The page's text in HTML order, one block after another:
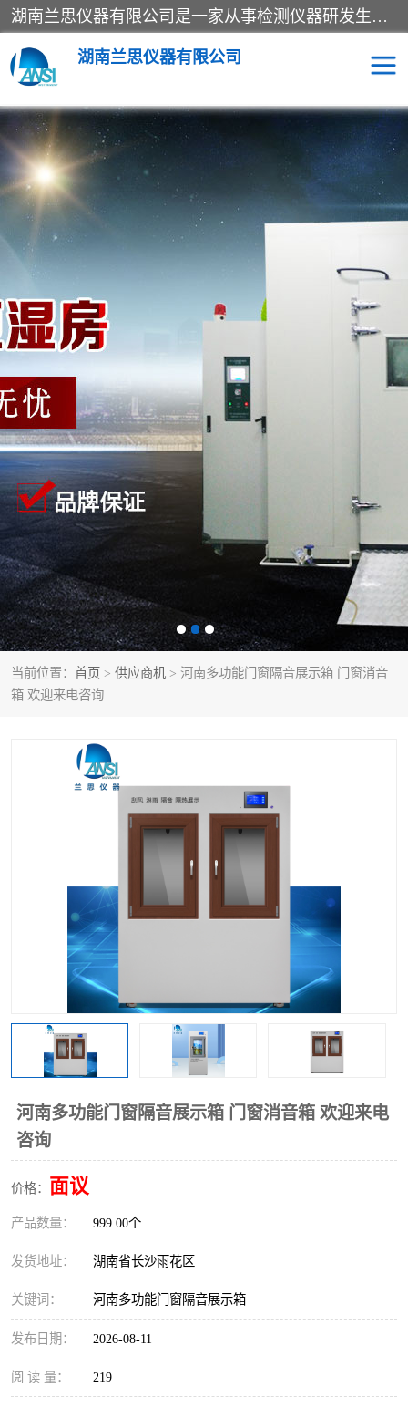
湖南兰思仪器有限公司是一家从事检测仪器研发生产销售和维修保养服务的综合型企业，产品符合国际标准可按需定制专业售前售后工程师，主要有门窗性能体验箱、门窗隔音展示箱、恒温恒湿试验箱、步入式恒温恒湿房、高低温试验箱、老化试验箱、老化试验房、恒温恒湿培养箱、水泥标准养护试验箱、电热鼓风干燥试验箱、真空干燥箱、工业烤箱、盐雾腐蚀试验箱等。
湖南兰思仪器有限公司
当前位置： 首页 > 供应商机 > 河南多功能门窗隔音展示箱 门窗消音
箱 欢迎来电咨询
河南多功能门窗隔音展示箱 门窗消音箱 欢迎来电
咨询
价格： 面议
产品数量： 999.00个
发货地址： 湖南省长沙雨花区
关键词： 河南多功能门窗隔音展示箱
发布日期： 2026-08-11
阅 读 量： 219
老化房 恒温恒湿试验箱
工业烘箱 门窗体验箱